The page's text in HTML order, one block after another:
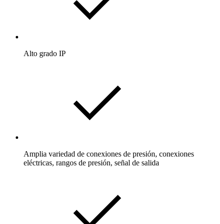
Alto grado IP
Amplia variedad de conexiones de presión, conexiones
eléctricas, rangos de presión, señal de salida